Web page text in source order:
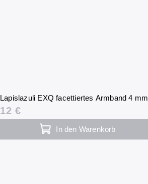
Lapislazuli EXQ facettiertes Armband 4 mm
12 €
In den Warenkorb